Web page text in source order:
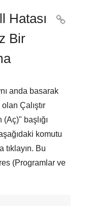
Hatası
Bir

anda basarak
olan Çalıştır
(Aç)" başlığı
komutu
tıklayın. Bu
(Programlar ve